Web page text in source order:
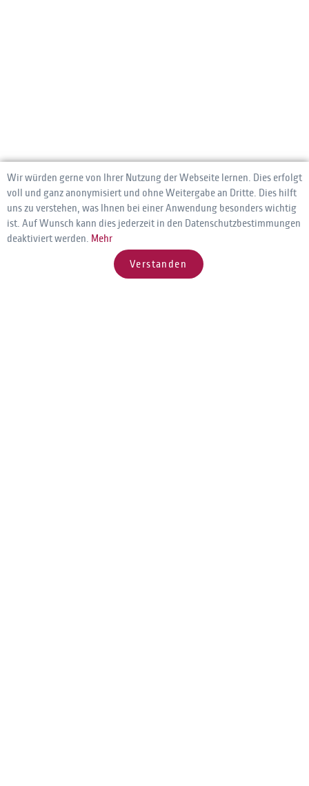
AYGOnet Support Hotline
Wir würden gerne von Ihrer Nutzung der Webseite lernen. Dies erfolgt
voll und ganz anonymisiert und ohne Weitergabe an Dritte. Dies hilft
uns zu verstehen, was Ihnen bei einer Anwendung besonders wichtig
ist. Auf Wunsch kann dies jederzeit in den Datenschutzbestimmungen
deaktiviert werden. Mehr
Verstanden